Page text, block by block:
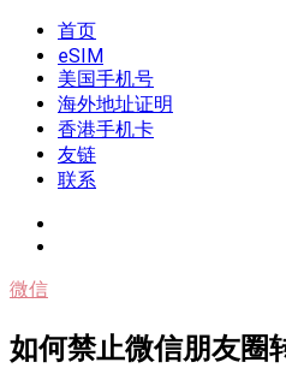
Skip
content
我是王掌柜
新闻酸菜馆|极客电台|自媒体联盟
首页
eSIM
美国手机号
海外地址证明
香港手机卡
友链
联系
微信
如何禁止微信朋友圈